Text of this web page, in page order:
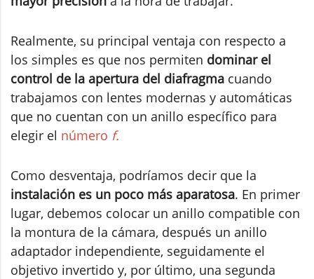
Realmente, su principal ventaja con respecto a
los simples es que nos permiten dominar el
control de la apertura del diafragma cuando
trabajamos con lentes modernas y automáticas
que no cuentan con un anillo específico para
elegir el número f.
Como desventaja, podríamos decir que la
instalación es un poco más aparatosa. En primer
lugar, debemos colocar un anillo compatible con
la montura de la cámara, después un anillo
adaptador independiente, seguidamente el
objetivo invertido y, por último, una segunda